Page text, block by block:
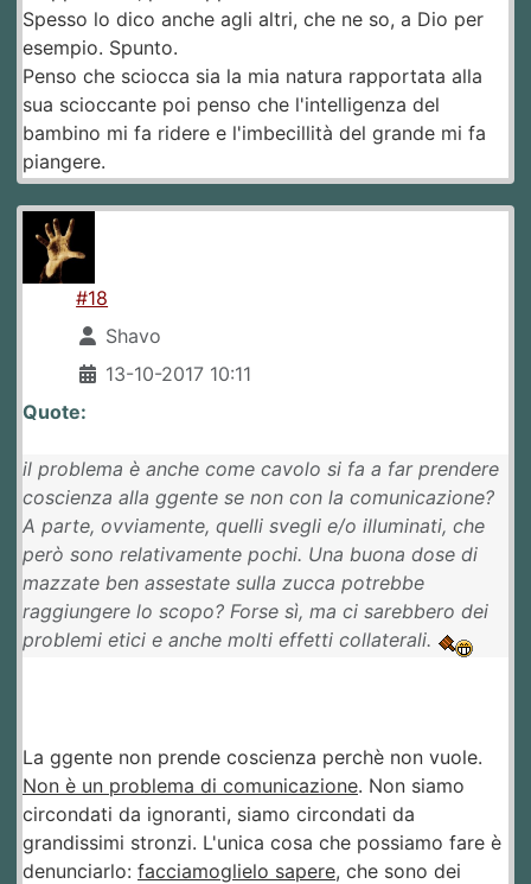
Spesso lo dico anche agli altri, che ne so, a Dio per
esempio. Spunto.
Penso che sciocca sia la mia natura rapportata alla
sua scioccante poi penso che l'intelligenza del
bambino mi fa ridere e l'imbecillità del grande mi fa
piangere.
#18
Shavo
13-10-2017 10:11
Quote:
il problema è anche come cavolo si fa a far prendere
coscienza alla ggente se non con la comunicazione?
A parte, ovviamente, quelli svegli e/o illuminati, che
però sono relativamente pochi. Una buona dose di
mazzate ben assestate sulla zucca potrebbe
raggiungere lo scopo? Forse sì, ma ci sarebbero dei
problemi etici e anche molti effetti collaterali.
La ggente non prende coscienza perchè non vuole.
Non è un problema di comunicazione. Non siamo
circondati da ignoranti, siamo circondati da
grandissimi stronzi. L'unica cosa che possiamo fare è
denunciarlo: facciamoglielo sapere, che sono dei